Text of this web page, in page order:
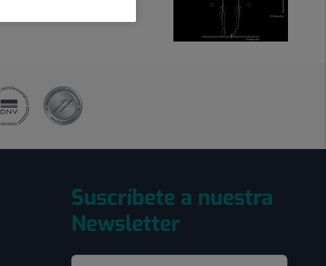
que requieran cirugía…
Suscríbete a nuestra
Newsletter